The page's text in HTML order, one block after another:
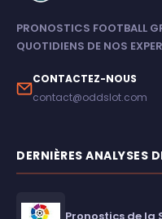
PRONOSTICS FOOTBALL
QUOTIDIENS DE NOS
CONTACTEZ-NOUS
contact@oddslot.com
DERNIÈRES ANALYSES